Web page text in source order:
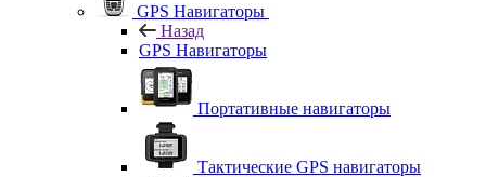
GPS Навигаторы
Назад
GPS Навигаторы
Портативные навигаторы
Тактические GPS навигаторы